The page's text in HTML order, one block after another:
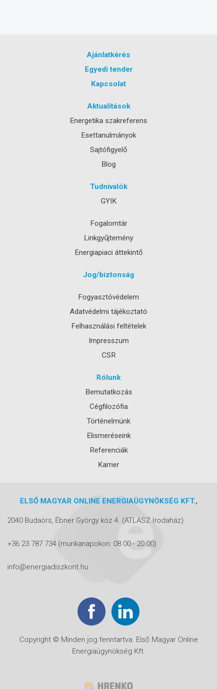
Ajánlatkérés
Egyedi tender
Kapcsolat
Aktualitások
Energetika szakreferens
Esettanulmányok
Sajtófigyelő
Blog
Tudnivalók
GYIK
Fogalomtár
Linkgyűjtemény
Energiapiaci áttekintő
Jog/biztonság
Fogyasztóvédelem
Adatvédelmi tájékoztató
Felhasználási feltételek
Impresszum
CSR
Rólunk
Bemutatkozás
Cégfilozófia
Történelmünk
Elismeréseink
Referenciák
Karrier
ELSŐ MAGYAR ONLINE ENERGIAÜGYNÖKSÉG KFT.,
2040 Budaörs, Ébner György köz 4. (ATLASZ Irodaház)
+36 23 787 734 (munkanapokon: 08.00 - 20.00)
info@energiadiszkont.hu
Copyright © Minden jog fenntartva. Első Magyar Online
Energiaügynökség Kft.